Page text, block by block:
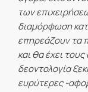
των
διαμόρφωση
επηρεάζουν τα
και θα έχει
δεοντολογία
ευρύτερες -